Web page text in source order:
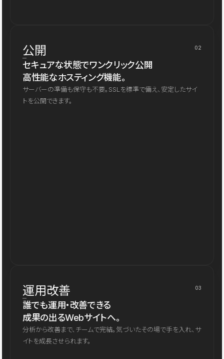
公開 02
セキュアな状態でワンクリック公開
高性能なホスティング機能。
サーバーの準備も保守も不要。SSLを標準で備え、安定したサイ
トを公開できます。
運用改善 03
誰でも運用・改善できる
成果の出るWebサイトへ。
分析から改善まで、チームで完結。気づいたその場で手を入れ、サ
イトを成長させられます。